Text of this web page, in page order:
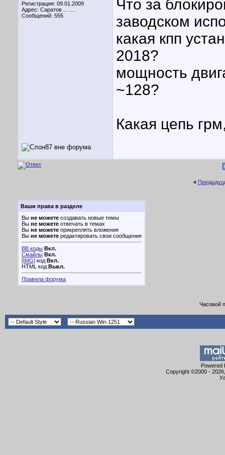
Регистрация: 09.01.2009
Адрес: Саратов ... ....
Сообщений: 555
Что за
заводском
какая кпп
2018?
мощность
~128?
Какая цепь
«
Ваши права в разделе
Вы не можете создавать новые темы
Вы не можете отвечать в темах
Вы не можете прикреплять вложения
Вы не можете редактировать свои сообщения
BB коды Вкл.
Смайлы Вкл.
[IMG] код Вкл.
HTML код Выкл.
Правила форума
Часовой
Powered
Copyright ©2000 -